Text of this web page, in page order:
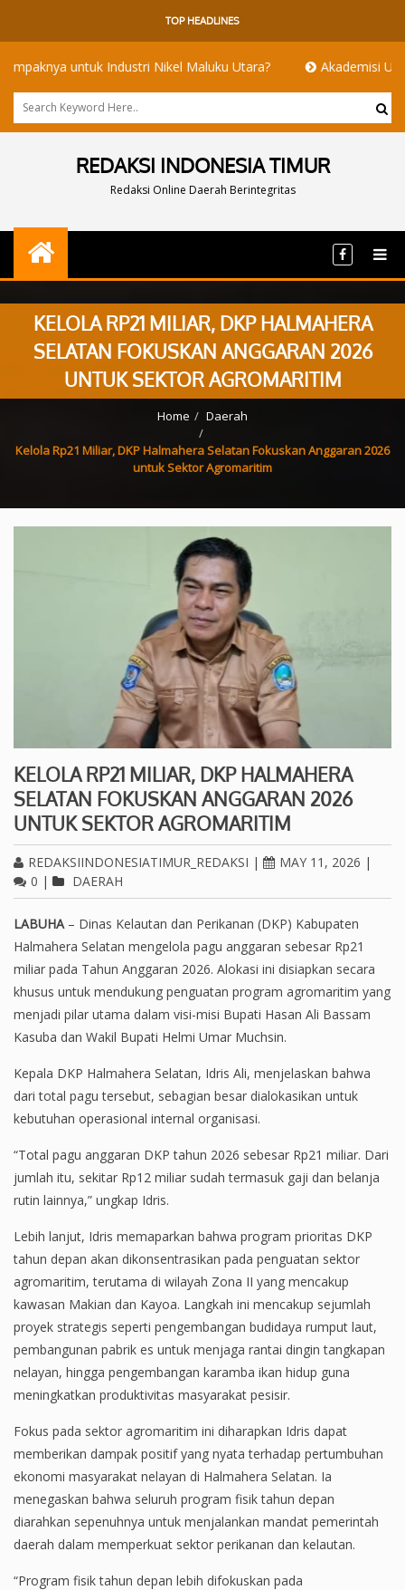
TOP HEADLINES
untuk Industri Nikel Maluku Utara? Akademisi UI dan ITB
REDAKSI INDONESIA TIMUR
Redaksi Online Daerah Berintegritas
KELOLA RP21 MILIAR, DKP HALMAHERA
SELATAN FOKUSKAN ANGGARAN 2026
UNTUK SEKTOR AGROMARITIM
Home Daerah
Kelola Rp21 Miliar, DKP Halmahera Selatan Fokuskan Anggaran 2026
untuk Sektor Agromaritim
KELOLA RP21 MILIAR, DKP HALMAHERA
SELATAN FOKUSKAN ANGGARAN 2026
UNTUK SEKTOR AGROMARITIM
REDAKSIINDONESIATIMUR_REDAKSI | MAY 11, 2026 |
0 | DAERAH
LABUHA– Dinas Kelautan dan Perikanan (DKP) Kabupaten
Halmahera Selatan mengelola pagu anggaran sebesar Rp21
miliar pada Tahun Anggaran 2026. Alokasi ini disiapkan secara
khusus untuk mendukung penguatan program agromaritim yang
menjadi pilar utama dalam visi-misi Bupati Hasan Ali Bassam
Kasuba dan Wakil Bupati Helmi Umar Muchsin.
Kepala DKP Halmahera Selatan, Idris Ali, menjelaskan bahwa
dari total pagu tersebut, sebagian besar dialokasikan untuk
kebutuhan operasional internal organisasi.
“Total pagu anggaran DKP tahun 2026 sebesar Rp21 miliar. Dari
jumlah itu, sekitar Rp12 miliar sudah termasuk gaji dan belanja
rutin lainnya,” ungkap Idris.
Lebih lanjut, Idris memaparkan bahwa program prioritas DKP
tahun depan akan dikonsentrasikan pada penguatan sektor
agromaritim, terutama di wilayah Zona II yang mencakup
kawasan Makian dan Kayoa. Langkah ini mencakup sejumlah
proyek strategis seperti pengembangan budidaya rumput laut,
pembangunan pabrik es untuk menjaga rantai dingin tangkapan
nelayan, hingga pengembangan karamba ikan hidup guna
meningkatkan produktivitas masyarakat pesisir.
Fokus pada sektor agromaritim ini diharapkan Idris dapat
memberikan dampak positif yang nyata terhadap pertumbuhan
ekonomi masyarakat nelayan di Halmahera Selatan. Ia
menegaskan bahwa seluruh program fisik tahun depan
diarahkan sepenuhnya untuk menjalankan mandat pemerintah
daerah dalam memperkuat sektor perikanan dan kelautan.
“Program fisik tahun depan lebih difokuskan pada